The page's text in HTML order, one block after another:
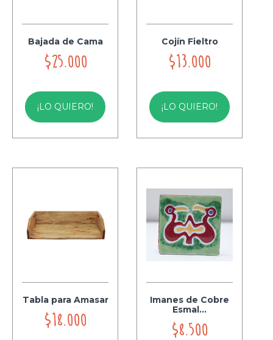
Bajada de Cama
$25.000
¡LO QUIERO!
Cojín Fieltro
$13.000
¡LO QUIERO!
Tabla para Amasar
$18.000
Imanes de Cobre
Esmal...
$8.500